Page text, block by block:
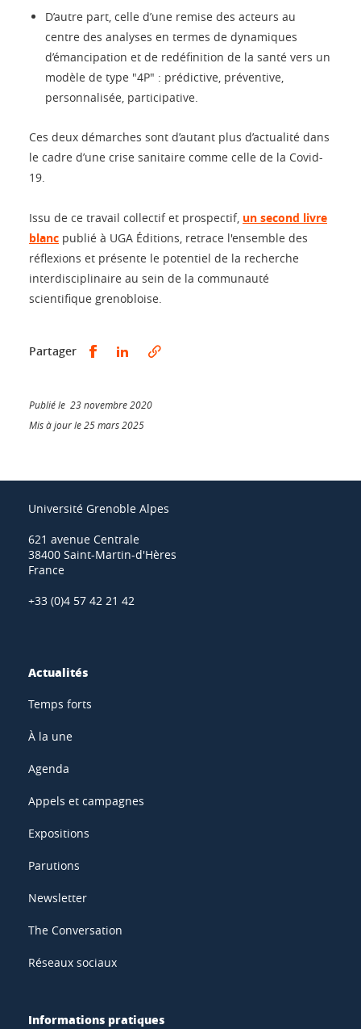
D’autre part, celle d’une remise des acteurs au
centre des analyses en termes de dynamiques
d’émancipation et de redéfinition de la santé vers un
modèle de type "4P" : prédictive, préventive,
personnalisée, participative.
Ces deux démarches sont d’autant plus d’actualité dans
le cadre d’une crise sanitaire comme celle de la Covid-
19.
Issu de ce travail collectif et prospectif, un second livre
blanc publié à UGA Éditions, retrace l'ensemble des
réflexions et présente le potentiel de la recherche
interdisciplinaire au sein de la communauté
scientifique grenobloise.
Partager Partager sur Facebook
Partager sur LinkedIn
Publié le 23 novembre 2020
Mis à jour le 25 mars 2025
Université Grenoble Alpes
621 avenue Centrale
38400 Saint-Martin-d'Hères
France
+33 (0)4 57 42 21 42
Actualités
Temps forts
À la une
Agenda
Appels et campagnes
Expositions
Parutions
Newsletter
The Conversation
Réseaux sociaux
Informations pratiques